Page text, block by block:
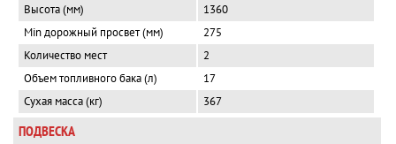
Высота (мм)
1360
Min дорожный просвет (мм)
275
Количество мест
2
Объем топливного бака (л)
17
Сухая масса (кг)
367
ПОДВЕСКА